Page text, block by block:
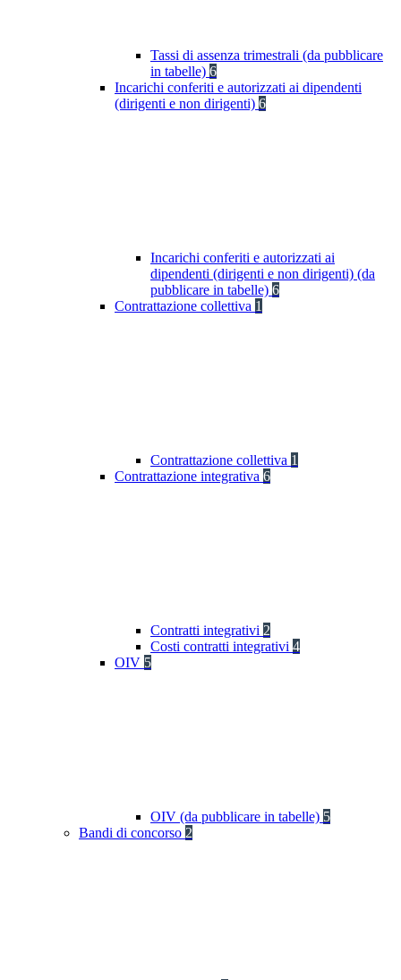
Tassi di assenza trimestrali (da pubblicare
in tabelle) 6
Incarichi conferiti e autorizzati ai dipendenti
(dirigenti e non dirigenti) 6
Incarichi conferiti e autorizzati ai
dipendenti (dirigenti e non dirigenti) (da
pubblicare in tabelle) 6
Contrattazione collettiva 1
Contrattazione collettiva 1
Contrattazione integrativa 6
Contratti integrativi 2
Costi contratti integrativi 4
OIV 5
OIV (da pubblicare in tabelle) 5
Bandi di concorso 2